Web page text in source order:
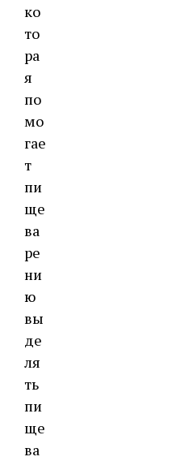
ко
то
ра
я
по
мо
гае
т
пи
ще
ва
ре
ни
ю
вы
де
ля
ть
пи
ще
ва